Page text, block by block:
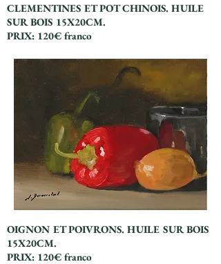
CLEMENTINES ET POT CHINOIS. HUILE
SUR BOIS 15X20CM.
PRIX: 120€ franco
OIGNON ET POIVRONS. HUILE SUR BOIS
15X20CM.
PRIX: 120€ franco